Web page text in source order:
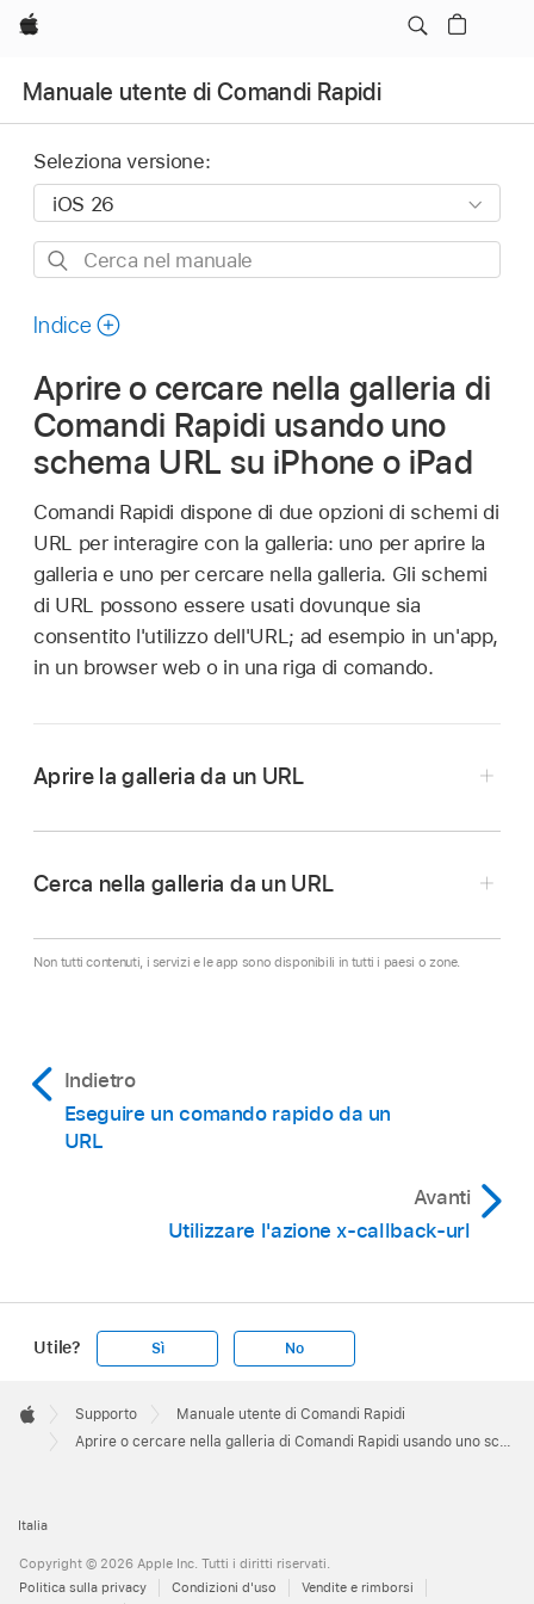
Apple
Manuale utente di Comandi Rapidi
Seleziona versione:
Cerca
manuale
Indice
Aprire o cercare nella galleria di
Comandi Rapidi usando uno
schema URL su iPhone o iPad
Comandi Rapidi dispone di due opzioni di schemi di
URL per interagire con la galleria: uno per aprire la
galleria e uno per cercare nella galleria. Gli schemi
di URL possono essere usati dovunque sia
consentito l'utilizzo dell'URL; ad esempio in un'app,
in un browser web o in una riga di comando.
Aprire la galleria da un URL
Comandi Rapidi si apre, mostrando la pagina
Cerca nella galleria da un URL
shortcuts://gallery/search?
chiave codificate dell'URL da cercare nella
Ad esempio, se vuoi inviare a qualcuno un link
Non tutti contenuti, i servizi e le app sono disponibili in tutti i paesi o zone.
Indietro
Eseguire un comando rapido da un
URL
Avanti
Utilizzare l'azione x-callback-url
Utile? Sì No
Footer

Apple
Supporto
Manuale utente di Comandi Rapidi
Aprire o cercare nella galleria di Comandi Rapidi usando uno schema URL su iPhone o iPad
Italia
Copyright © 2026 Apple Inc. Tutti i diritti riservati.
Politica sulla privacy
Condizioni d'uso
Vendite e rimborsi